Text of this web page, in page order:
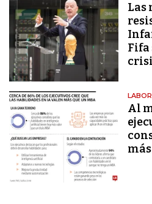
Las
Fifa
Al